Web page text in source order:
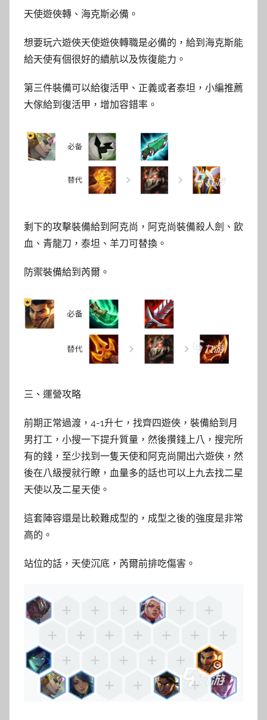
天使遊俠轉、海克斯必備。
想要玩六遊俠天使遊俠轉職是必備的，給到海克斯能
給天使有個很好的續航以及恢復能力。
第三件裝備可以給復活甲、正義或者泰坦，小編推薦
大傢給到復活甲，增加容錯率。
剩下的攻擊裝備給到阿克尚，阿克尚裝備殺人劍、飲
血、青龍刀，泰坦、羊刀可替換。
防禦裝備給到芮爾。
三、運營攻略
前期正常過渡，4-1升七，找齊四遊俠，裝備給到月
男打工，小搜一下提升質量，然後攢錢上八，搜完所
有的錢，至少找到一隻天使和阿克尚開出六遊俠，然
後在八級搜就行瞭，血量多的話也可以上九去找二星
天使以及二星天使。
這套陣容還是比較難成型的，成型之後的強度是非常
高的。
站位的話，天使沉底，芮爾前排吃傷害。